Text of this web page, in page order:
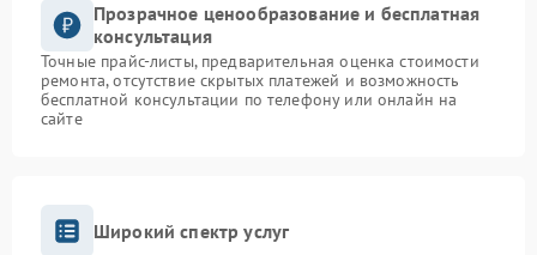
Прозрачное ценообразование и бесплатная
консультация
Точные прайс-листы, предварительная оценка стоимости
ремонта, отсутствие скрытых платежей и возможность
бесплатной консультации по телефону или онлайн на
сайте
Широкий спектр услуг